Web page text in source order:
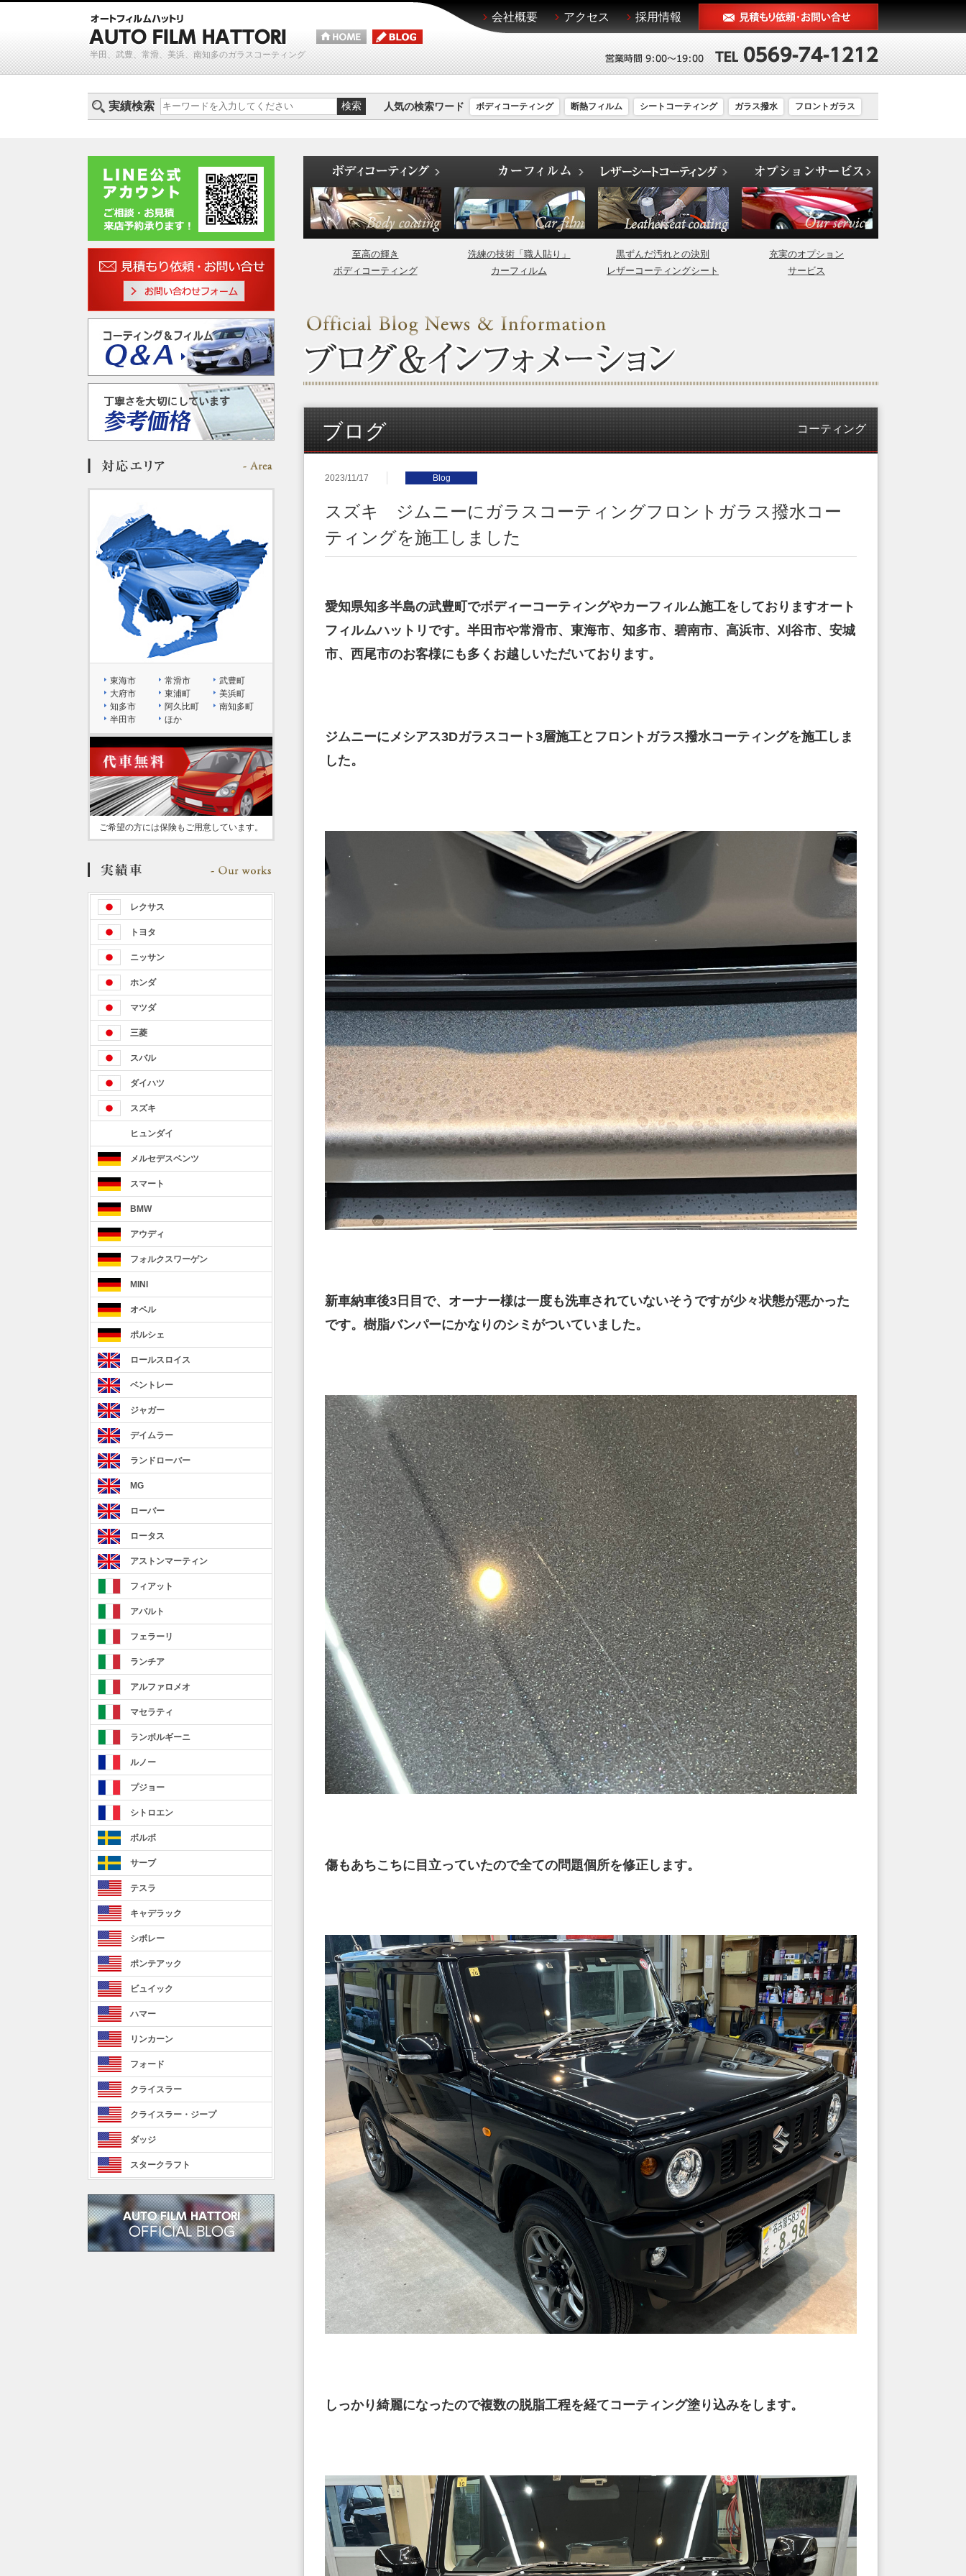
半田、武豊、常滑、美浜、南知多のガラスコーティング
会社概要 アクセス 採用情報
実績検索 人気の検索ワード ボディコーティング 断熱フィルム シートコーティング ガラス撥水 フロントガラス
至高の輝き
ボディコーティング
洗練の技術「職人貼り」
カーフィルム
黒ずんだ汚れとの決別
レザーコーティングシート
充実のオプション
サービス
ブログ コーティング
2023/11/17 Blog
スズキ ジムニーにガラスコーティングフロントガラス撥水コー
ティングを施工しました
愛知県知多半島の武豊町でボディーコーティングやカーフィルム施工をしておりますオート
フィルムハットリです。半田市や常滑市、東海市、知多市、碧南市、高浜市、刈谷市、安城
市、西尾市のお客様にも多くお越しいただいております。
ジムニーにメシアス3Dガラスコート3層施工とフロントガラス撥水コーティングを施工しま
した。
新車納車後3日目で、オーナー様は一度も洗車されていないそうですが少々状態が悪かった
です。樹脂バンパーにかなりのシミがついていました。
傷もあちこちに目立っていたので全ての問題個所を修正します。
しっかり綺麗になったので複数の脱脂工程を経てコーティング塗り込みをします。
東海市 常滑市
武豊町
大府市
東浦町
美浜町
知多市
阿久比町
南知多町
半田市
ほか
ご希望の方には保険もご用意しています。
レクサス
トヨタ
ニッサン
ホンダ
マツダ
三菱
スバル
ダイハツ
スズキ
ヒュンダイ
メルセデスベンツ
スマート
BMW
アウディ
フォルクスワーゲン
MINI
オペル
ポルシェ
ロールスロイス
ベントレー
ジャガー
デイムラー
ランドローバー
MG
ローバー
ロータス
アストンマーティン
フィアット
アバルト
フェラーリ
ランチア
アルファロメオ
マセラティ
ランボルギーニ
ルノー
プジョー
シトロエン
ボルボ
サーブ
テスラ
キャデラック
シボレー
ポンテアック
ビュイック
ハマー
リンカーン
フォード
クライスラー
クライスラー・ジープ
ダッジ
スタークラフト